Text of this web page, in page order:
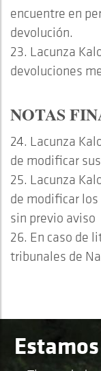
encuentre en
devolución.
23. Lacunza
devoluciones
NOTAS
24. Lacunza
de modificar
25. Lacunza
de modificar
sin previo aviso
26. En caso de
tribunales de